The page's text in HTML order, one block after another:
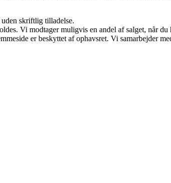
skriftlig tilladelse.
Vi modtager muligvis en andel af salget, når du
er beskyttet af ophavsret. Vi samarbejder